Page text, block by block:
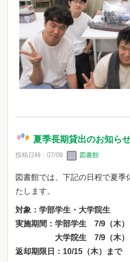
夏季長期貸出のお知ら
投稿日時 : 07/09 図書館
図書館では、下記の日程で夏季
たします。
対象：学部学生・大学院生
実施期間：学部学生 7/9（木）
大学院生 7/9（木）～
返却期限日：10/15（木）まで